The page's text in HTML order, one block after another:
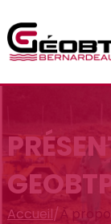
Accueil/À